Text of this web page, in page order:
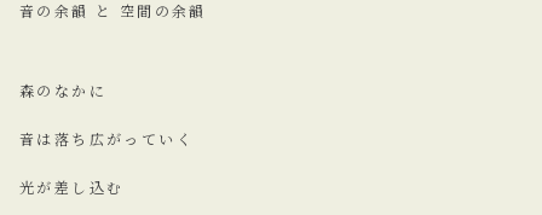
音の余韻 と 空間の余韻
森のなかに
音は落ち広がっていく
光が差し込む